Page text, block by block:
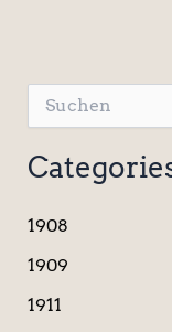
u
c
h
n
a
h
1908
1909
1911